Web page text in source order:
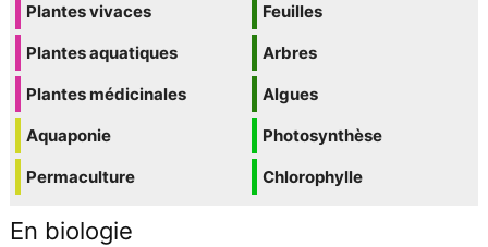
Plantes vivaces
Plantes aquatiques
Plantes médicinales
Aquaponie
Permaculture
Feuilles
Arbres
Algues
Photosynthèse
Chlorophylle
En biologie